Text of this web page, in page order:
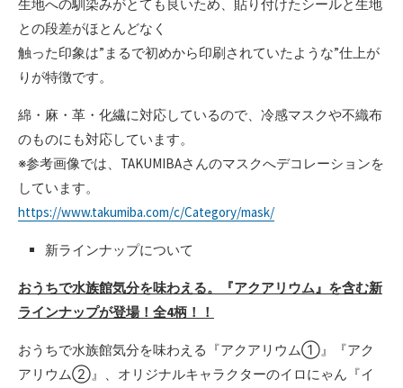
生地への馴染みがとても良いため、貼り付けたシールと生地
との段差がほとんどなく
触った印象は”まるで初めから印刷されていたような”仕上が
りが特徴です。
綿・麻・革・化繊に対応しているので、冷感マスクや不織布
のものにも対応しています。
※参考画像では、TAKUMIBAさんのマスクへデコレーションを
しています。
https://www.takumiba.com/c/Category/mask/
新ラインナップについて
おうちで水族館気分を味わえる。『アクアリウム』を含む新
ラインナップが登場！全4柄！！
おうちで水族館気分を味わえる『アクアリウム①』『アク
アリウム②』、オリジナルキャラクターのイロにゃん『イ